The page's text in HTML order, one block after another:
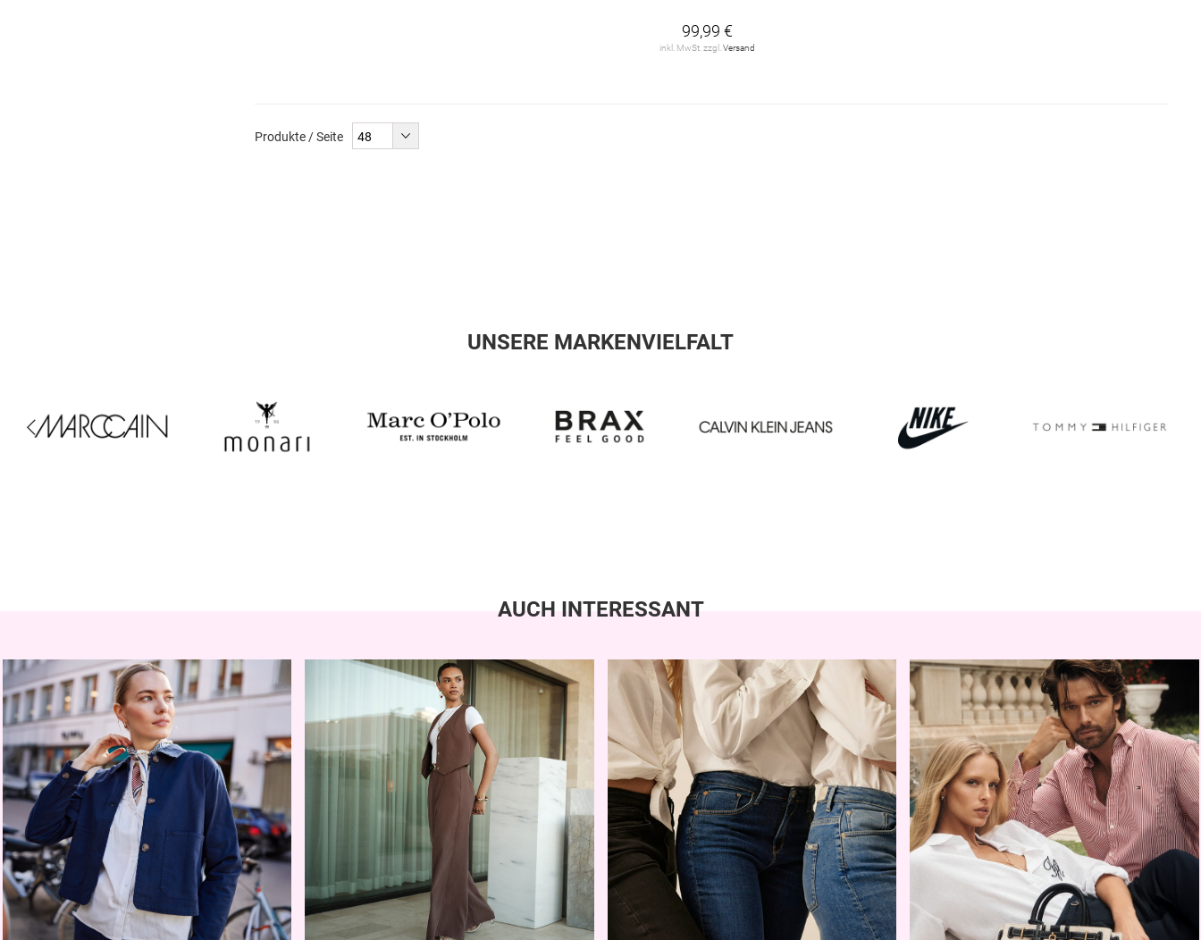
99,99 €
inkl. MwSt. zzgl. Versand
Produkte / Seite
UNSERE MARKENVIELFALT
AUCH INTERESSANT